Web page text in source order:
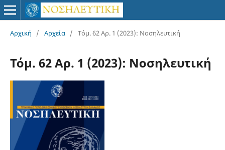
Αρχική / Αρχεία / Τόμ. 62 Αρ. 1 (2023): Νοσηλευτική
Τόμ. 62 Αρ. 1 (2023): Νοσηλευτική